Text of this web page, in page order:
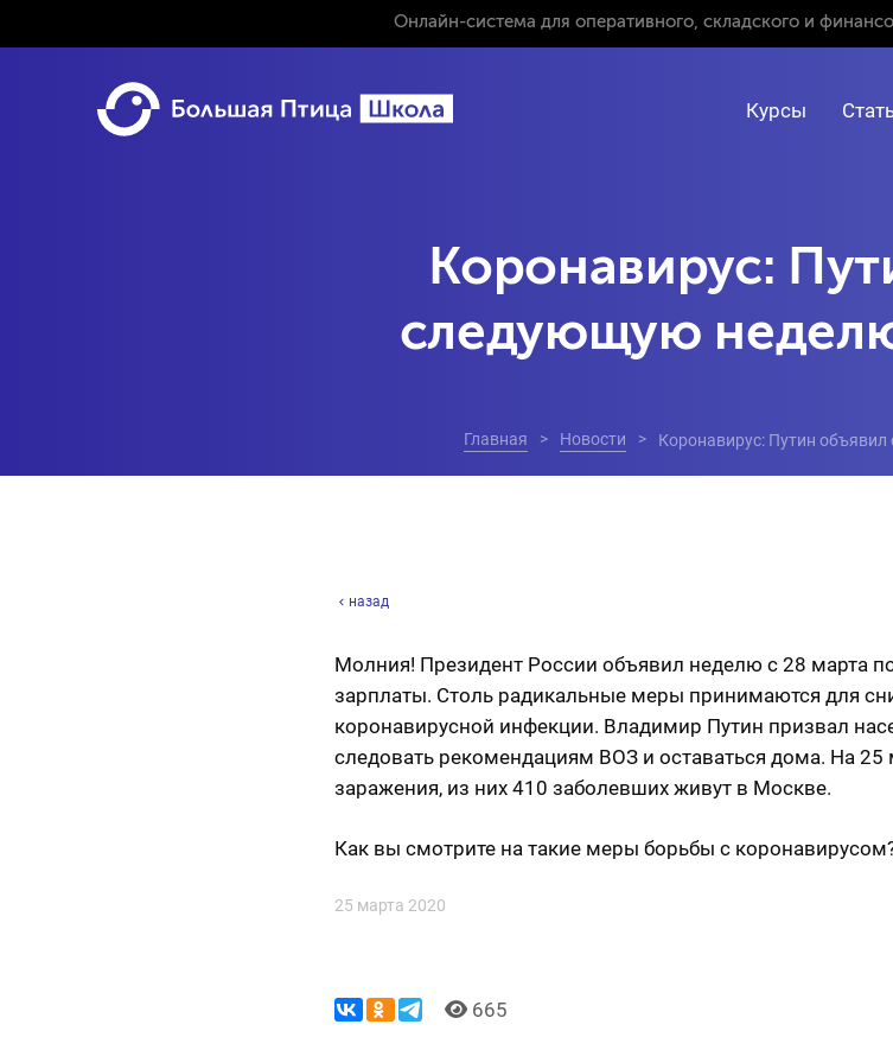
Онлайн-система для оперативного, складского и
Курсы
Коронавирус:
следующую
Главная Новости Коронавирус: Путин
назад
Молния! Президент России объявил неделю с 28 марта
зарплаты. Столь радикальные меры принимаются для
коронавирусной инфекции. Владимир Путин призвал
следовать рекомендациям ВОЗ и оставаться дома. На
заражения, из них 410 заболевших живут в Москве.
Как вы смотрите на такие меры борьбы с
25 марта 2020
665